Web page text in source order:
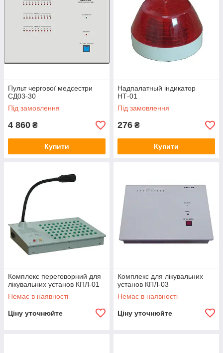
Пульт чергової медсестри
СД03-30
Під замовлення
4 860 ₴
Купити
Надпалатный індикатор
НТ-01
Під замовлення
276 ₴
Купити
Комплекс переговорний для
лікувальних установ КПЛ-01
Немає в наявності
Ціну уточнюйте
Комплекс для лікувальних
установ КПЛ-03
Немає в наявності
Ціну уточнюйте